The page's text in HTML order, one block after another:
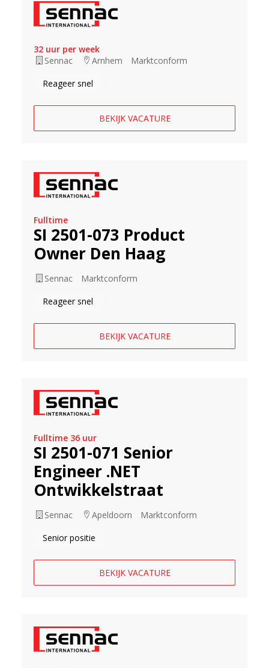
32 uur per week
Sennac
Arnhem
Marktconform
Reageer snel
BEKIJK VACATURE
Fulltime
SI 2501-073 Product
Owner Den Haag
Sennac
Marktconform
Reageer snel
BEKIJK VACATURE
Fulltime 36 uur
SI 2501-071 Senior
Engineer .NET
Ontwikkelstraat
Sennac Apeldoorn
Marktconform
Senior positie
BEKIJK VACATURE